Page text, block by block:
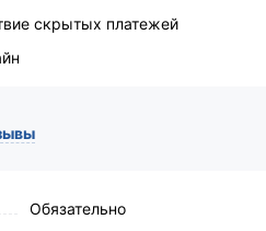
скрытых платежей
Обязательно